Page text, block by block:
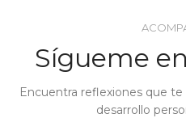
Sígueme
Encuentra reflexiones que
desarrollo